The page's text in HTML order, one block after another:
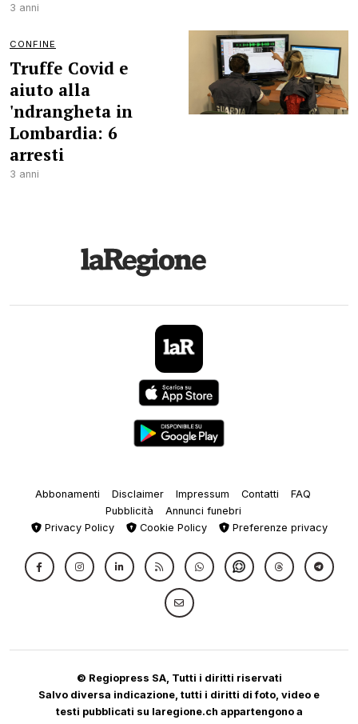
3 anni
CONFINE
Truffe Covid e
aiuto alla
'ndrangheta in
Lombardia: 6
arresti
3 anni
Abbonamenti Disclaimer Impressum Contatti
FAQ
Pubblicità
Annunci funebri
Privacy Policy
Cookie Policy Preferenze privacy
© Regiopress SA, Tutti i diritti riservati
Salvo diversa indicazione, tutti i diritti di foto, video e
testi pubblicati su laregione.ch appartengono a